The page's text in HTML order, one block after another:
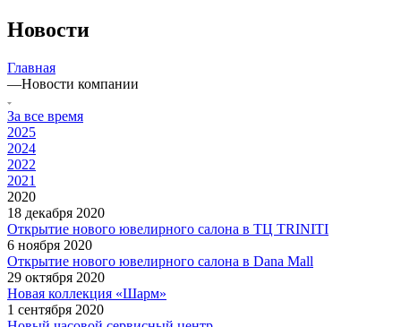
Новости
Главная
—Новости компании
За все время
2025
2024
2022
2021
2020
18 декабря 2020
Открытие нового ювелирного салона в ТЦ TRINITI
6 ноября 2020
Открытие нового ювелирного салона в Dana Mall
29 октября 2020
Новая коллекция «Шарм»
1 сентября 2020